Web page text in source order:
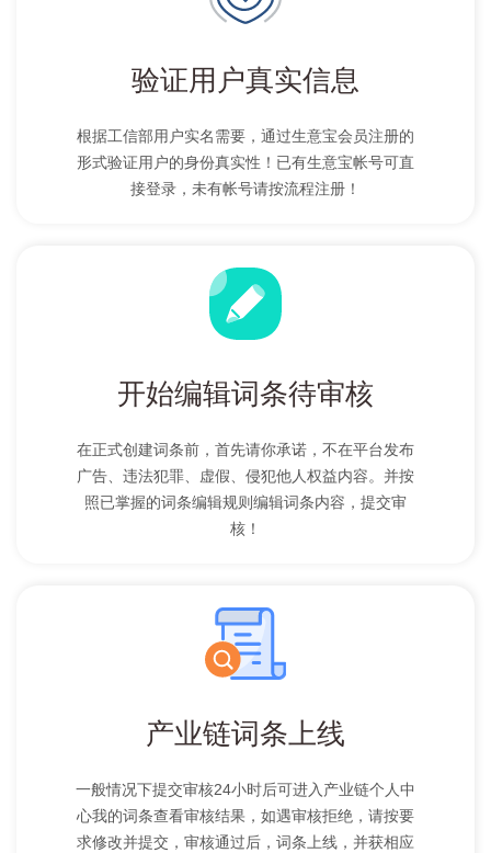
验证用户真实信息
根据工信部用户实名需要，通过生意宝会员注册的
形式验证用户的身份真实性！已有生意宝帐号可直
接登录，未有帐号请按流程注册！
开始编辑词条待审核
在正式创建词条前，首先请你承诺，不在平台发布
广告、违法犯罪、虚假、侵犯他人权益内容。并按
照已掌握的词条编辑规则编辑词条内容，提交审
核！
产业链词条上线
一般情况下提交审核24小时后可进入产业链个人中
心我的词条查看审核结果，如遇审核拒绝，请按要
求修改并提交，审核通过后，词条上线，并获相应